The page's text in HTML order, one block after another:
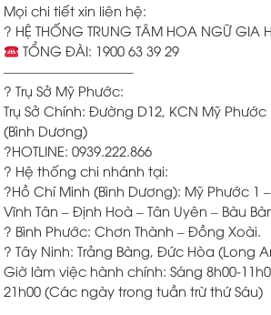
Mọi chi tiết xin liên hệ:
? HỆ THỐNG TRUNG TÂM HOA NGỮ GIA
TỔNG ĐÀI: 1900 63 39 29
—————————–
? Trụ Sở Mỹ Phước:
Trụ Sở Chính: Đường D12, KCN Mỹ Phước
(Bình Dương)
?HOTLINE: 0939.222.866
? Hệ thống chi nhánh tại:
?Hồ Chí Minh (Bình Dương): Mỹ Phước 1
Vĩnh Tân – Định Hoà – Tân Uyên – Bàu
? Bình Phước: Chơn Thành – Đồng Xoài.
? Tây Ninh: Trảng Bàng, Đức Hòa (Long
Giờ làm việc hành chính: Sáng 8h00-
21h00 (Các ngày trong tuần trừ thứ Sáu)